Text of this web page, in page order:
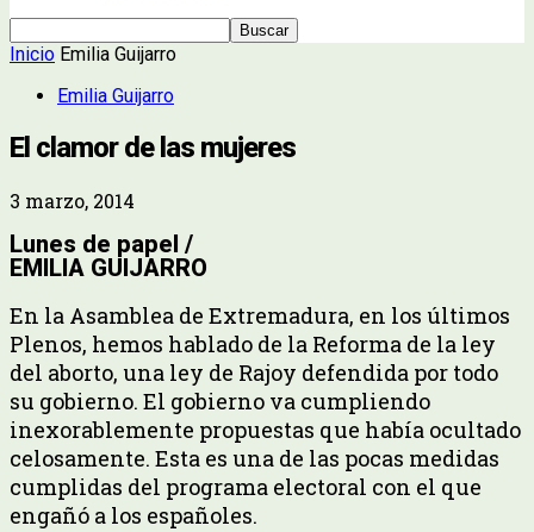
Inicio Emilia Guijarro
Emilia Guijarro
El clamor de las mujeres
3 marzo, 2014
Lunes de papel /
EMILIA GUIJARRO
En la Asamblea de Extremadura, en los últimos
Plenos, hemos hablado de la Reforma de la ley
del aborto, una ley de Rajoy defendida por todo
su gobierno. El gobierno va cumpliendo
inexorablemente propuestas que había ocultado
celosamente. Esta es una de las pocas medidas
cumplidas del programa electoral con el que
engañó a los españoles.